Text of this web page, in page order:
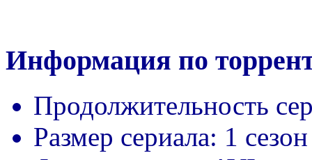
Информация по
Продолжительность
Размер сериала: 1